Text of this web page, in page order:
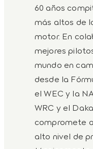
60 años
más altos de
motor. En
mejores
mundo en
desde la
el WEC y la
WRC y el
compromete
alto nivel de